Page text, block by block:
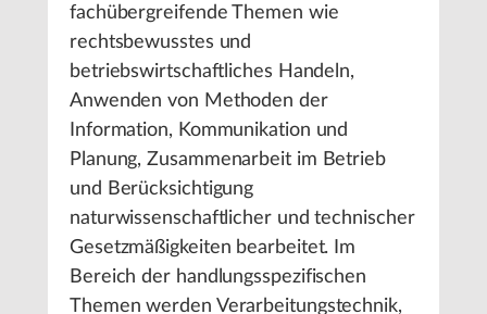
fachübergreifende Themen wie
rechtsbewusstes und
betriebswirtschaftliches Handeln,
Anwenden von Methoden der
Information, Kommunikation und
Planung, Zusammenarbeit im Betrieb
und Berücksichtigung
naturwissenschaftlicher und technischer
Gesetzmäßigkeiten bearbeitet. Im
Bereich der handlungsspezifischen
Themen werden Verarbeitungstechnik,